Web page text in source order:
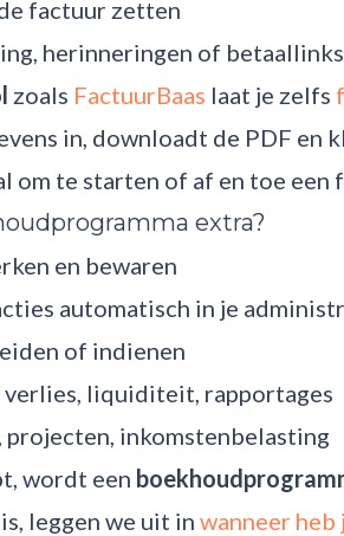
factuur zetten
herinneringen of betaallinks
zoals FactuurBaas laat je zelfs
in, downloadt de PDF en
om te starten of af en toe een
extra?
en bewaren
automatisch in je
of indienen
liquiditeit, rapportages
inkomstenbelasting
wordt een
leggen we uit in wanneer